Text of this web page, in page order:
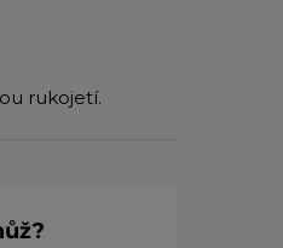
rukojetí.